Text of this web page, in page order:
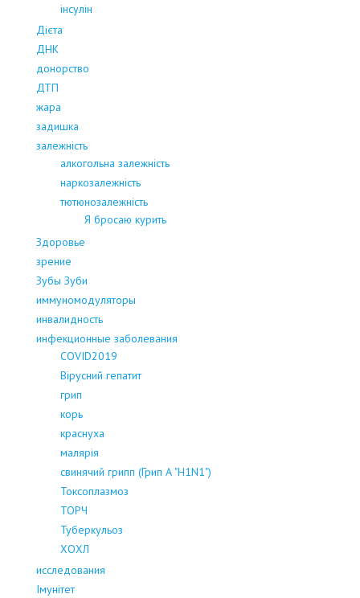
інсулін
Дієта
ДНК
донорство
ДТП
жара
задишка
залежність
алкогольна залежність
наркозалежність
тютюнозалежність
Я бросаю курить
Здоровье
зрение
Зубы Зуби
иммуномодуляторы
инвалидность
инфекционные заболевания
COVID2019
Вірусний гепатит
грип
корь
краснуха
малярія
свинячий грипп (Грип А "H1N1")
Токсоплазмоз
ТОРЧ
Туберкульоз
ХОХЛ
исследования
Імунітет